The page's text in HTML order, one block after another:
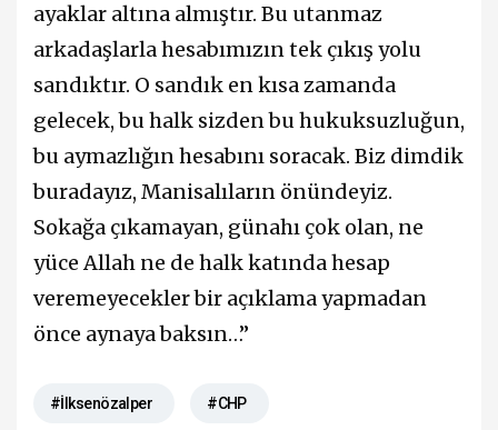
ayaklar altına almıştır. Bu utanmaz
arkadaşlarla hesabımızın tek çıkış yolu
sandıktır. O sandık en kısa zamanda
gelecek, bu halk sizden bu hukuksuzluğun,
bu aymazlığın hesabını soracak. Biz dimdik
buradayız, Manisalıların önündeyiz.
Sokağa çıkamayan, günahı çok olan, ne
yüce Allah ne de halk katında hesap
veremeyecekler bir açıklama yapmadan
önce aynaya baksın…”
#İlksenözalper #CHP